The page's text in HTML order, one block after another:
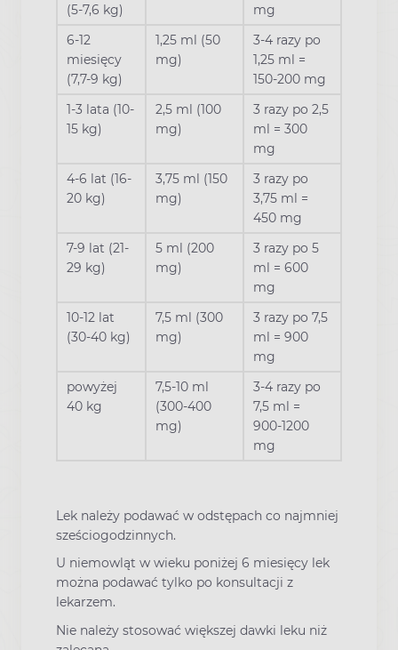
(5-7,6 kg)
mg
6-12
miesięcy
(7,7-9 kg)
1,25 ml (50
mg)
3-4 razy po
1,25 ml =
150-200 mg
1-3 lata (10-
15 kg)
2,5 ml (100
mg)
3 razy po 2,5
ml = 300
mg
4-6 lat (16-
20 kg)
3,75 ml (150
mg)
3 razy po
3,75 ml =
450 mg
7-9 lat (21-
29 kg)
5 ml (200
mg)
3 razy po 5
ml = 600
mg
10-12 lat
(30-40 kg)
7,5 ml (300
mg)
3 razy po 7,5
ml = 900
mg
powyżej
40 kg
7,5-10 ml
(300-400
mg)
3-4 razy po
7,5 ml =
900-1200
mg
Lek należy podawać w odstępach co najmniej
sześciogodzinnych.
U niemowląt w wieku poniżej 6 miesięcy lek
można podawać tylko po konsultacji z
lekarzem.
Nie należy stosować większej dawki leku niż